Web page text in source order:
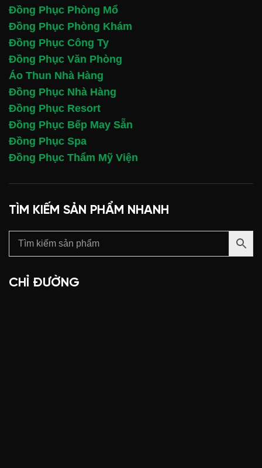
Đồng Phục Phòng Mổ
Đồng Phục Phòng Khám
Đồng Phục Công Ty
Đồng Phục Văn Phòng
Áo Thun Nhà Hàng
Đồng Phục Nhà Hàng
Đồng Phục Resort
Đồng Phục Bếp May Sẵn
Đồng Phục Spa
Đồng Phục Thẩm Mỹ Viện
TÌM KIẾM SẢN PHẨM NHANH
CHỈ ĐƯỜNG